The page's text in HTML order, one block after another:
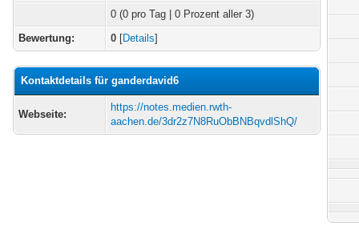
0 (0 pro Tag | 0 Prozent aller 3)
Bewertung:
0 [Details]
Kontaktdetails für ganderdavid6
Webseite:
https://notes.medien.rwth-
aachen.de/3dr2z7N8RuObBNBqvdlShQ/